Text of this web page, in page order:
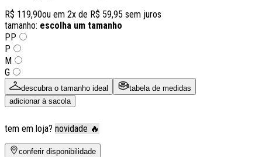
R$ 119,90ou em 2x de R$ 59,95 sem juros
tamanho: escolha um tamanho
PP
P
M
G
descubra o tamanho ideal
tabela de medidas
adicionar à sacola
tem em loja? novidade 🔥
conferir disponibilidade